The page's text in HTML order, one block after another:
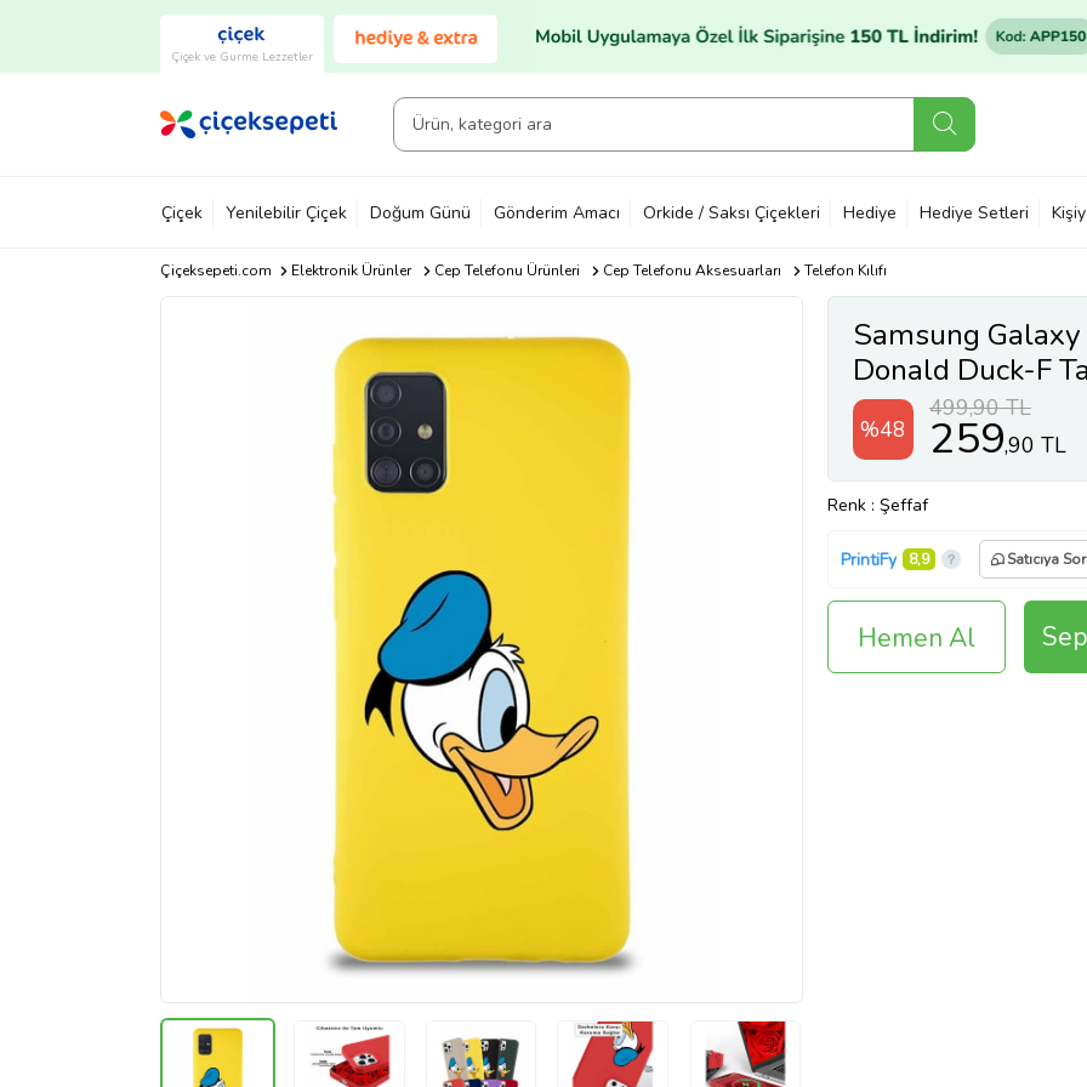
Çiçek ve Gurme Lezzetler
Çiçek Yenilebilir Çiçek Doğum Günü Gönderim Amacı Orkide / Saksı Çiçekleri Hediye Hediye Setleri
Çiçeksepeti.com Elektronik Ürünler Cep Telefonu Ürünleri Cep Telefonu Aksesuarları Telefon Kılıfı
Samsung
Donald Duck-F
(Şeffaf)
%48
499,90 TL
259,90 TL
Renk : Şeffaf
PrintiFy 8,9 Satıcıya Sor
Hemen Al